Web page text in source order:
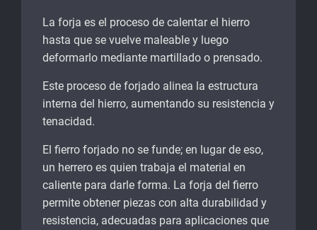
La forja es el proceso de calentar el hierro
hasta que se vuelve maleable y luego
deformarlo mediante martillado o prensado.
Este proceso de forjado alinea la estructura
interna del hierro, aumentando su resistencia y
tenacidad.
El fierro forjado no se funde; en lugar de eso,
un herrero es quien trabaja el material en
caliente para darle forma. La forja del fierro
permite obtener piezas con alta durabilidad y
resistencia, adecuadas para aplicaciones que